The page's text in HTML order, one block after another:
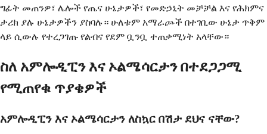
ግፊት መጠንዎ፣ ሌሎች የጤና ሁኔታዎች፣ የመድኃኒት መቻቻል እና የሕክምና
ታሪክ ያሉ ሁኔታዎችን ያስባሉ። ሁለቱም አማራጮች በተገቢው ሁኔታ ጥቅም
ላይ ሲውሉ የተረጋገጡ የልብና የደም ቧንቧ ተጠቃሚነት አላቸው።
ስለ አምሎዲፒን እና ኦልሜሳርታን በተደጋጋሚ
የሚጠየቁ ጥያቄዎች
አምሎዲፒን እና ኦልሜሳርታን ለስኳር በሽታ ደህና ናቸው?